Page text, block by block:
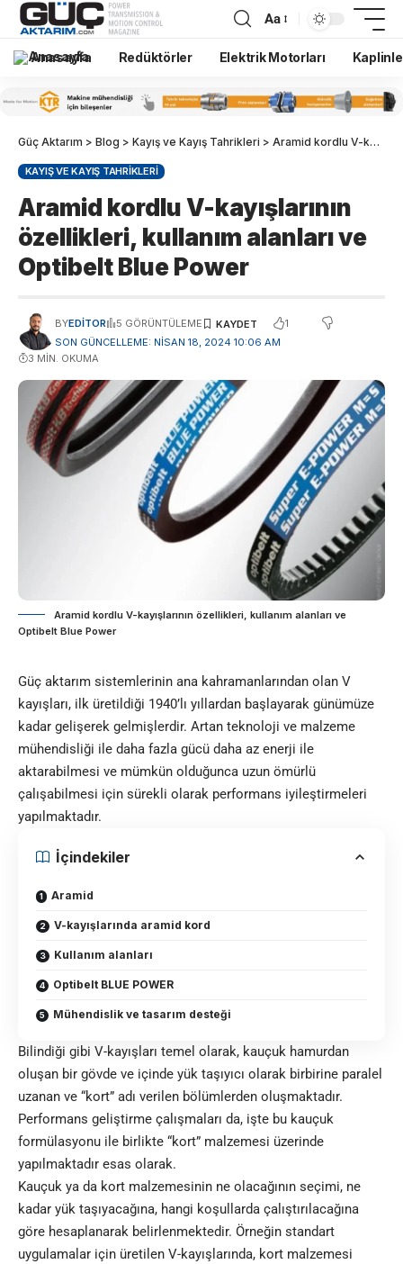
Aa
Anasayfa Redüktörler Elektrik Motorları
Güç Aktarım > Blog > Kayış ve Kayış Tahrikleri > Aramid kordlu V-kayışlarının özellikleri, kullanım alanları ve Optibelt Blue Power
KAYIŞ VE KAYIŞ TAHRIKLERI
Aramid kordlu V-kayışlarının
özellikleri, kullanım alanları ve
Optibelt Blue Power
SON GÜNCELLEME: NISAN 18, 2024 10:06 AM
BYEDITOR 5 GÖRÜNTÜLEME 1
3 MIN. OKUMA
Aramid kordlu V-kayışlarının özellikleri, kullanım alanları ve
Optibelt Blue Power
Güç aktarım sistemlerinin ana kahramanlarından olan V
kayışları, ilk üretildiği 1940’lı yıllardan başlayarak günümüze
kadar gelişerek gelmişlerdir. Artan teknoloji ve malzeme
mühendisliği ile daha fazla gücü daha az enerji ile
aktarabilmesi ve mümkün olduğunca uzun ömürlü
çalışabilmesi için sürekli olarak performans iyileştirmeleri
yapılmaktadır.
İçindekiler
Aramid
V-kayışlarında aramid kord
Kullanım alanları
Optibelt BLUE POWER
Mühendislik ve tasarım desteği
Bilindiği gibi V-kayışları temel olarak, kauçuk hamurdan
oluşan bir gövde ve içinde yük taşıyıcı olarak birbirine paralel
uzanan ve “kort” adı verilen bölümlerden oluşmaktadır.
Performans geliştirme çalışmaları da, işte bu kauçuk
formülasyonu ile birlikte “kort” malzemesi üzerinde
yapılmaktadır esas olarak.
Kauçuk ya da kort malzemesinin ne olacağının seçimi, ne
kadar yük taşıyacağına, hangi koşullarda çalıştırılacağına
göre hesaplanarak belirlenmektedir. Örneğin standart
uygulamalar için üretilen V-kayışlarında, kort malzemesi